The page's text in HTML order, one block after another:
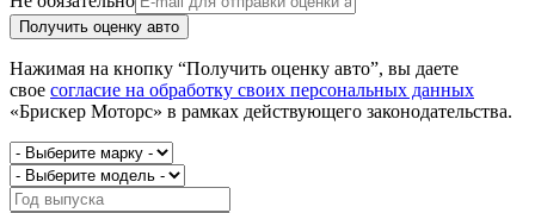
Получить оценку авто
Нажимая на кнопку “Получить оценку авто”, вы даете
свое согласие на обработку своих персональных данных
«Брискер Моторс» в рамках действующего законодательства.